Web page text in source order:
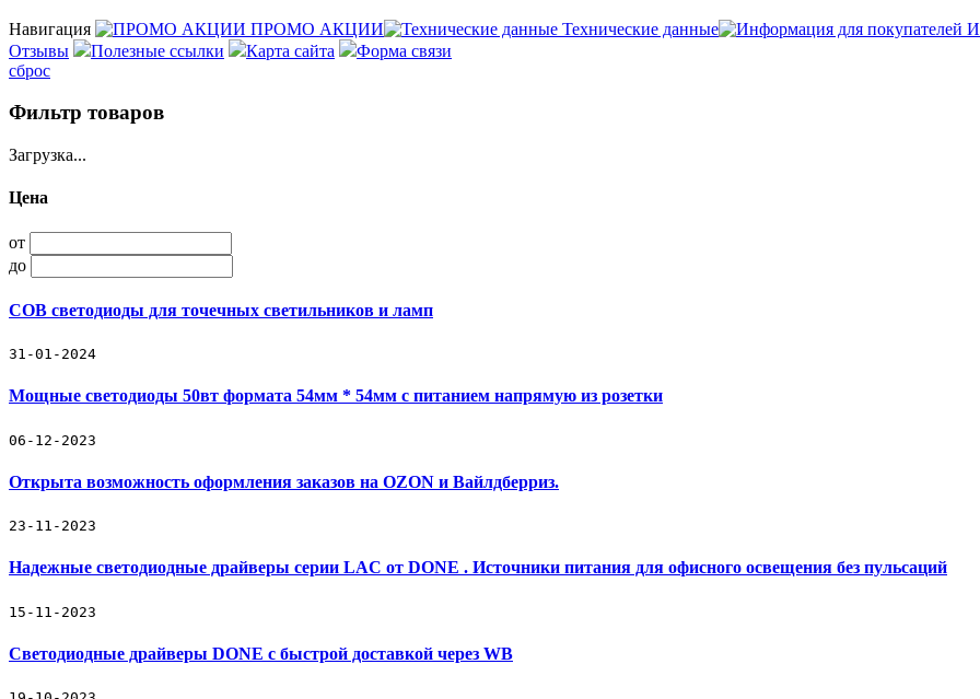
Навигация ПРОМО АКЦИИ Технические данные
Отзывы
Полезные ссылки Карта сайта
Форма связи
сброс
Фильтр товаров
Загрузка...
Цена
от
до
COB светодиоды для точечных светильников и ламп
31-01-2024
Мощные светодиоды 50вт формата 54мм * 54мм с питанием напрямую из розетки
06-12-2023
Открыта возможность оформления заказов на OZON и Вайлдберриз.
23-11-2023
Надежные светодиодные драйверы серии LAC от DONE . Источники питания для офисного освещения без пульсаций
15-11-2023
Светодиодные драйверы DONE с быстрой доставкой через WB